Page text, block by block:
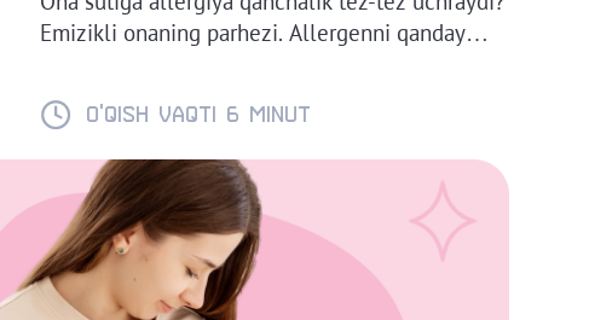
Emizikli onaning parhezi. Allergenni qanday
nima qilish kerak?
O'QISH VAQTI 6 minut